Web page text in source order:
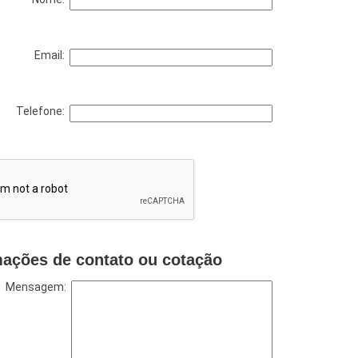
Email:
Telefone:
de contato ou cotação
Mensagem: